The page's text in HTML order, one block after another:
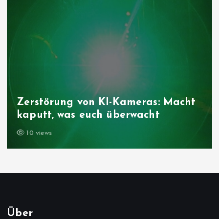
Zerstörung von KI-Kameras: Macht
kaputt, was euch überwacht
10 views
Über